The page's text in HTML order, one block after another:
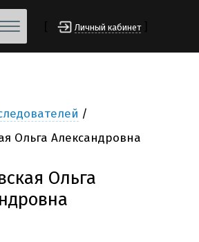
Личный кабинет
Ольга Александровна
Ольга